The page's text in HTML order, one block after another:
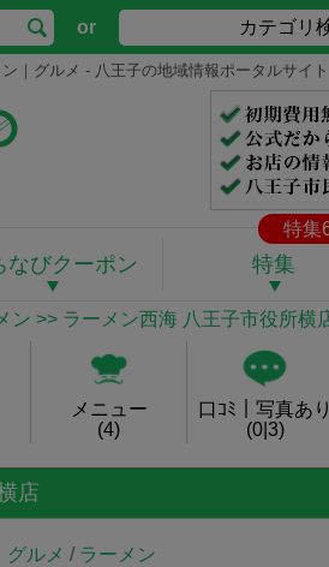
or カテゴリ
｜グルメ - 八王子の地域情報ポータルサイト
特集
なびクーポン 特集
ン >> ラーメン西海 八王子市役所横
メニュー
(4)
口ｺﾐ｜写真あり
(0|3)
店
グルメ / ラーメン